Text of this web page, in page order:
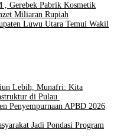
, Gerebek Pabrik Kosmetik
Miliaran Rupiah
Luwu Utara Temui Wakil
Lebih, Munafri: Kita
di Pulau
Penyempurnaan APBD 2026
Jadi Pondasi Program